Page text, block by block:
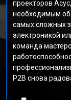
проекторов
необходимым
самых сложных
электроникой
команда
P2B снова